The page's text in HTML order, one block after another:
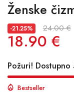
Ženske
-21.25% 24.00 €
18.90 €
Požuri!
Bestseller